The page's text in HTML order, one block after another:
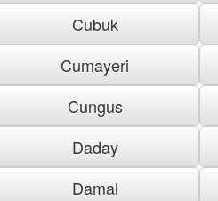
Cubuk
Cumayeri
Cungus
Daday
Damal